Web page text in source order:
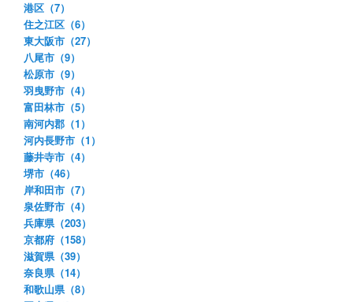
港区（7）
住之江区（6）
東大阪市（27）
八尾市（9）
松原市（9）
羽曳野市（4）
富田林市（5）
南河内郡（1）
河内長野市（1）
藤井寺市（4）
堺市（46）
岸和田市（7）
泉佐野市（4）
兵庫県（203）
京都府（158）
滋賀県（39）
奈良県（14）
和歌山県（8）